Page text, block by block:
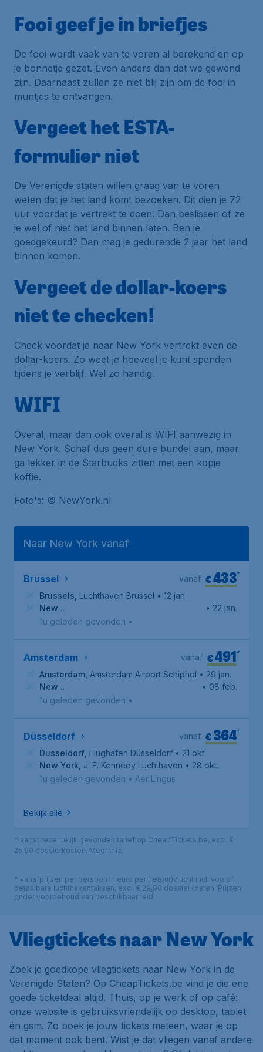
Fooi geef je in briefjes
De fooi wordt vaak van te voren al berekend en op
je bonnetje gezet. Even anders dan dat we gewend
zijn. Daarnaast zullen ze niet blij zijn om de fooi in
muntjes te ontvangen.
Vergeet het ESTA-
formulier niet
De Verenigde staten willen graag van te voren
weten dat je het land komt bezoeken. Dit dien je 72
uur voordat je vertrekt te doen. Dan beslissen of ze
je wel of niet het land binnen laten. Ben je
goedgekeurd? Dan mag je gedurende 2 jaar het land
binnen komen.
Vergeet de dollar-koers
niet te checken!
Check voordat je naar New York vertrekt even de
dollar-koers. Zo weet je hoeveel je kunt spenden
tijdens je verblijf. Wel zo handig.
WIFI
Overal, maar dan ook overal is WIFI aanwezig in
New York. Schaf dus geen dure bundel aan, maar
ga lekker in de Starbucks zitten met een kopje
koffie.
Foto's: © NewYork.nl
Naar New York vanaf
Brussel €433*
vanaf
Brussels Luchthaven Brussel • 12 jan.
New
York, Newark Liberty International Airport
• 22 jan.
1u geleden gevonden •
Amsterdam €491*
vanaf
Amsterdam Amsterdam Airport Schiphol • 29 jan.
New
York, Newark Liberty International Airport
• 08 feb.
1u geleden gevonden •
Düsseldorf €364*
vanaf
Dusseldorf Flughafen Düsseldorf • 21 okt.
New York J. F. Kennedy Luchthaven • 28 okt.
1u geleden gevonden • Aer Lingus
Bekijk alle
*laagst recentelijk gevonden tarief op CheapTickets.be, excl. €
25,90 dossierkosten. Meer info
* vanafprijzen per persoon in euro per (retour)vlucht incl. vooraf
betaalbare luchthaventaksen, excl. € 29,90 dossierkosten. Prijzen
onder voorbehoud van beschikbaarheid.
Vliegtickets naar New York
Zoek je goedkope vliegtickets naar New York in de
Verenigde Staten? Op CheapTickets.be vind je die ene
goede ticketdeal altijd. Thuis, op je werk of op café:
onze website is gebruiksvriendelijk op desktop, tablet
én gsm. Zo boek je jouw tickets meteen, waar je op
dat moment ook bent. Wist je dat vliegen vanaf andere